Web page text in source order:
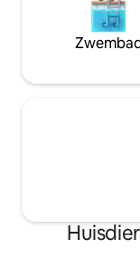
komen. ※ Er is
geleidehonden